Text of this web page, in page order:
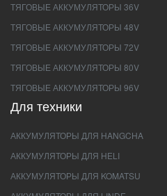
ТЯГОВЫЕ АККУМУЛЯТОРЫ 36V
ТЯГОВЫЕ АККУМУЛЯТОРЫ 48V
ТЯГОВЫЕ АККУМУЛЯТОРЫ 72V
ТЯГОВЫЕ АККУМУЛЯТОРЫ 80V
ТЯГОВЫЕ АККУМУЛЯТОРЫ 96V
Для техники
АККУМУЛЯТОРЫ ДЛЯ HANGCHA
АККУМУЛЯТОРЫ ДЛЯ HELI
АККУМУЛЯТОРЫ ДЛЯ KOMATSU